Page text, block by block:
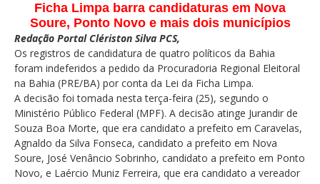
Ficha Limpa barra candidaturas em Nova
Soure, Ponto Novo e mais dois municípios
Redação Portal Clériston Silva PCS,
Os registros de candidatura de quatro políticos da Bahia
foram indeferidos a pedido da Procuradoria Regional Eleitoral
na Bahia (PRE/BA) por conta da Lei da Ficha Limpa.
A decisão foi tomada nesta terça-feira (25), segundo o
Ministério Público Federal (MPF). A decisão atinge Jurandir de
Souza Boa Morte, que era candidato a prefeito em Caravelas,
Agnaldo da Silva Fonseca, candidato a prefeito em Nova
Soure, José Venâncio Sobrinho, candidato a prefeito em Ponto
Novo, e Laércio Muniz Ferreira, que era candidato a vereador